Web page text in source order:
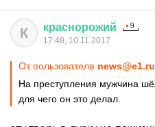
К краснорожий
17:48, 10.11.2017
От пользователя news@e1.ru
На преступления мужчина
для чего он это делал.